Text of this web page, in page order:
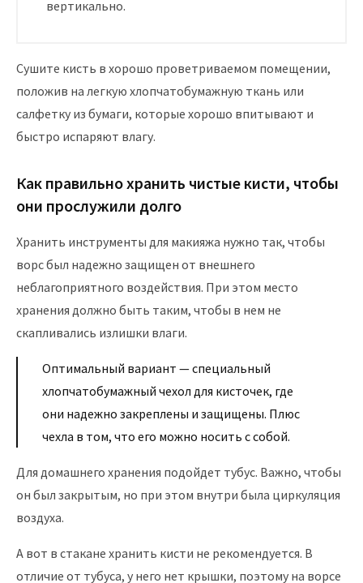
вертикально.
Сушите кисть в хорошо проветриваемом помещении,
положив на легкую хлопчатобумажную ткань или
салфетку из бумаги, которые хорошо впитывают и
быстро испаряют влагу.
Как правильно хранить чистые кисти, чтобы
они прослужили долго
Хранить инструменты для макияжа нужно так, чтобы
ворс был надежно защищен от внешнего
неблагоприятного воздействия. При этом место
хранения должно быть таким, чтобы в нем не
скапливались излишки влаги.
Оптимальный вариант — специальный
хлопчатобумажный чехол для кисточек, где
они надежно закреплены и защищены. Плюс
чехла в том, что его можно носить с собой.
Для домашнего хранения подойдет тубус. Важно, чтобы
он был закрытым, но при этом внутри была циркуляция
воздуха.
А вот в стакане хранить кисти не рекомендуется. В
отличие от тубуса, у него нет крышки, поэтому на ворсе